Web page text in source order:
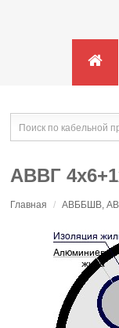
АВВГ
Главная / АВББШВ,